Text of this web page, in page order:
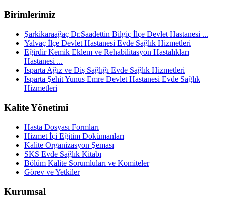
Birimlerimiz
Şarkikaraağaç Dr.Saadettin Bilgiç İlçe Devlet Hastanesi ...
Yalvaç İlçe Devlet Hastanesi Evde Sağlık Hizmetleri
Eğirdir Kemik Eklem ve Rehabilitasyon Hastalıkları
Hastanesi ...
Isparta Ağız ve Diş Sağlığı Evde Sağlık Hizmetleri
Isparta Şehit Yunus Emre Devlet Hastanesi Evde Sağlık
Hizmetleri
Kalite Yönetimi
Hasta Dosyası Formları
Hizmet İçi Eğitim Dokümanları
Kalite Organizasyon Şeması
SKS Evde Sağlık Kitabı
Bölüm Kalite Sorumluları ve Komiteler
Görev ve Yetkiler
Kurumsal